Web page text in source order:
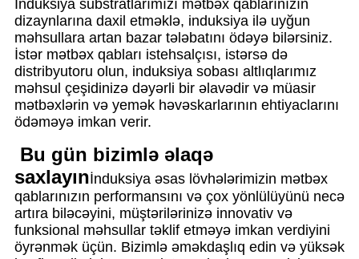
İnduksiya substratlarımızı mətbəx qablarınızın
dizaynlarına daxil etməklə, induksiya ilə uyğun
məhsullara artan bazar tələbatını ödəyə bilərsiniz.
İstər mətbəx qabları istehsalçısı, istərsə də
distribyutoru olun, induksiya sobası altlıqlarımız
məhsul çeşidinizə dəyərli bir əlavədir və müasir
mətbəxlərin və yemək həvəskarlarının ehtiyaclarını
ödəməyə imkan verir.
Bu gün bizimlə əlaqə
saxlayınİnduksiya əsas lövhələrimizin mətbəx
qablarınızın performansını və çox yönlülüyünü necə
artıra biləcəyini, müştərilərinizə innovativ və
funksional məhsullar təklif etməyə imkan verdiyini
öyrənmək üçün. Bizimlə əməkdaşlıq edin və yüksək